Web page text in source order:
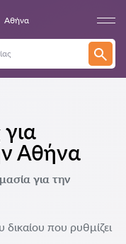
Αθήνα
Αθήνα
για την
δικαίου που ρυθμίζει